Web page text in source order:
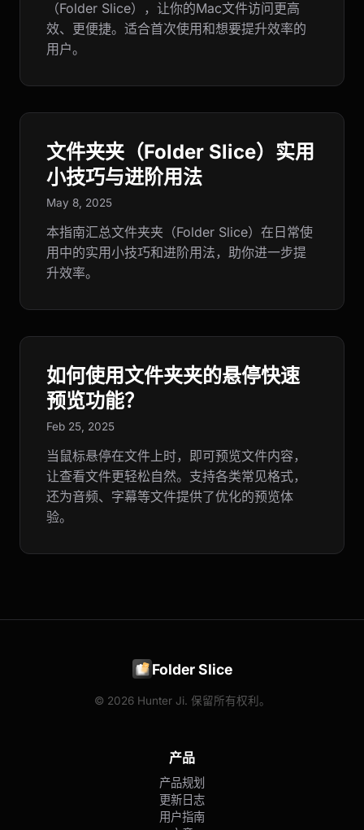
（Folder Slice），让你的Mac文件访问更高
效、更便捷。适合首次使用和想要提升效率的
用户。
文件夹夹（Folder Slice）实用
小技巧与进阶用法
May 8, 2025
本指南汇总文件夹夹（Folder Slice）在日常使
用中的实用小技巧和进阶用法，助你进一步提
升效率。
如何使用文件夹夹的悬停快速
预览功能？
Feb 25, 2025
当鼠标悬停在文件上时，即可预览文件内容，
让查看文件更轻松自然。支持各类常见格式，
还为音频、字幕等文件提供了优化的预览体
验。
Folder Slice
© 2026 Hunter Ji. 保留所有权利。
产品
产品规划
更新日志
用户指南